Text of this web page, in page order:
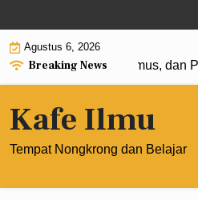
to
contentAgustus 6, 2026
Breaking News
0: Pengertian, Rumus, dan
Kafe Ilmu
Tempat Nongkrong dan Belajar